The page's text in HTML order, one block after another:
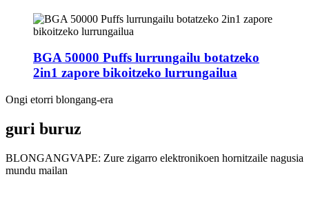
BGA 50000 Puffs lurrungailu botatzeko
2in1 zapore bikoitzeko lurrungailua
Ongi etorri blongang-era
guri buruz
BLONGANGVAPE: Zure zigarro elektronikoen hornitzaile nagusia
mundu mailan